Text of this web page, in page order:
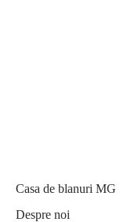
Casa de blanuri MG
Despre noi